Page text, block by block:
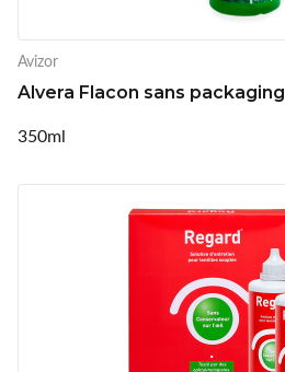
Avizor
Alvera Flacon sans packaging
350ml